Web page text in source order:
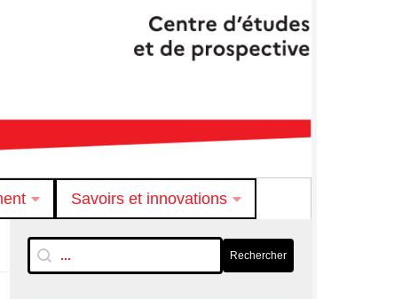
Savoirs et innovations
RechTextuelle-BarreLat
Rechercher Rechercher